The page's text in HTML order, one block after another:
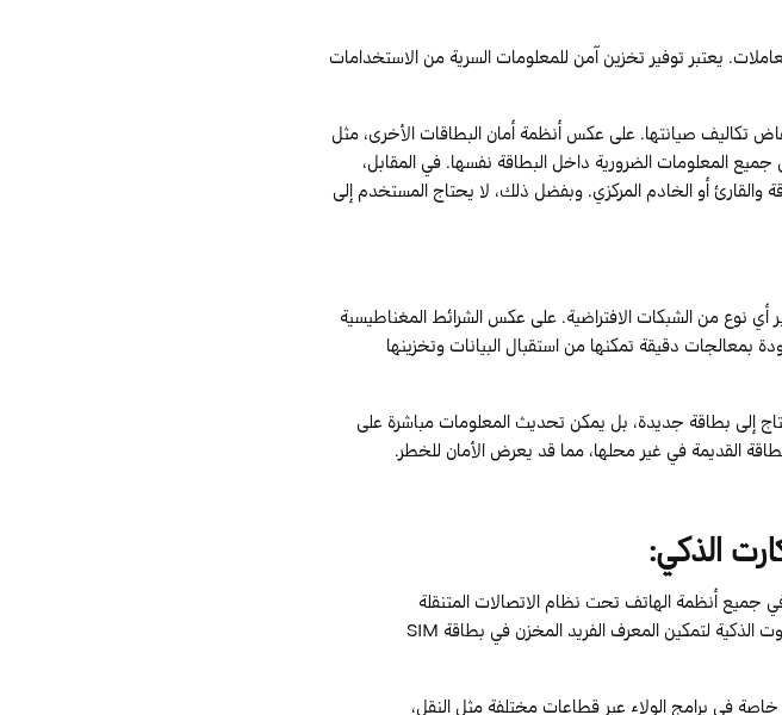
يعتبرتوفير تخزين آمن للمعلومات السريةمن الاستخدامات
تكاليف صيانتها. على عكس أنظمة أمان البطاقات الأخرى، مثل
المعلومات الضرورية داخل البطاقة نفسها. في المقابل،
أو الخادم المركزي. وبفضل ذلك، لا يحتاج المستخدم إلى
أي نوع من الشبكات الافتراضية. على عكس الشرائط المغناطيسية
بمعالجات دقيقة تمكنها من استقبال البيانات وتخزينها
إلى بطاقة جديدة، بل يمكن تحديث المعلومات مباشرة على
القديمة في غير محلها، مما قد يعرض الأمان للخطر.
الذكي:
جميع أنظمة الهاتف تحت نظام الاتصالات المتنقلة
الذكية لتمكين المعرف الفريد المخزن فيبطاقةSIM
في برامج الولاء عبر قطاعات مختلفة مثل النقل،